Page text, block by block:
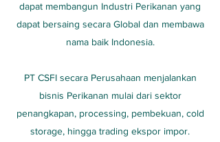
dapat membangun Industri Perikanan yang
dapat bersaing secara Global dan membawa
nama baik Indonesia.
PT CSFI secara Perusahaan menjalankan
bisnis Perikanan mulai dari sektor
penangkapan, processing, pembekuan, cold
storage, hingga trading ekspor impor.